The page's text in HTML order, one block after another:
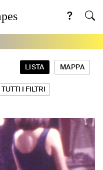
LISTA MAPPA
I FILTRI